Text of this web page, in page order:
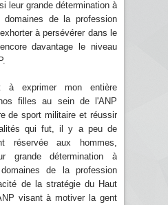
leur grande détermination à
de la profession
à persévérer dans le
davantage le niveau
à exprimer mon entière
filles au sein de l'ANP
de sport militaire et réussir
qui fut, il y a peu de
réservée aux hommes,
grande détermination à
de la profession
de la stratégie du Haut
visant à motiver la gent